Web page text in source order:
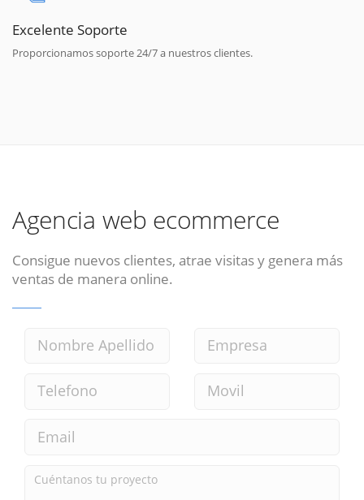
Excelente Soporte
Proporcionamos soporte 24/7 a nuestros clientes.
Agencia web ecommerce
Consigue nuevos clientes, atrae visitas y genera más
ventas de manera online.